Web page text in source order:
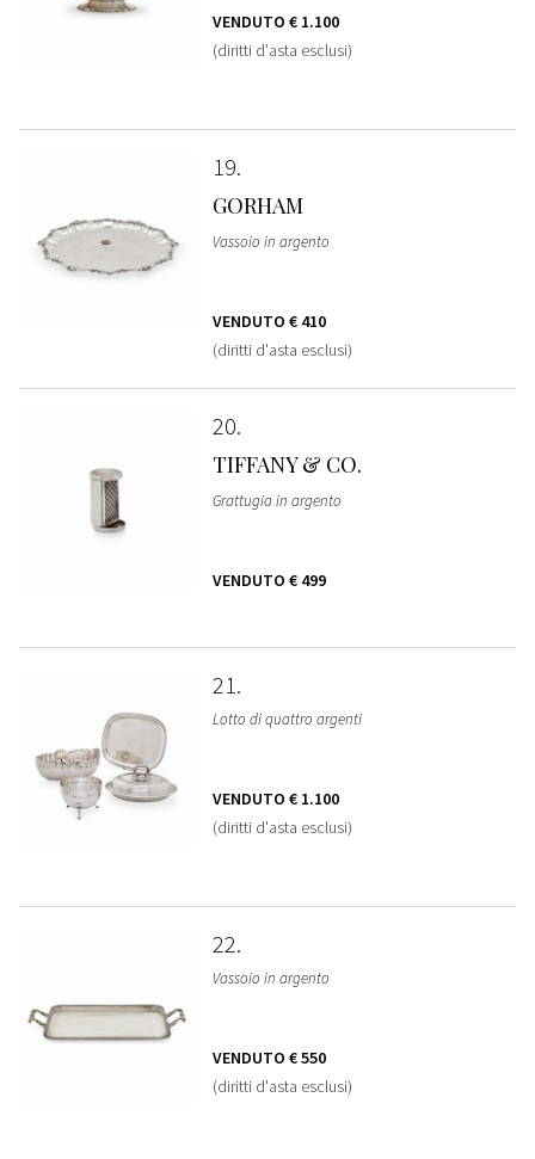
VENDUTO € 1.100
(diritti d'asta esclusi)
19
GORHAM
Vassoio in argento
VENDUTO € 410
(diritti d'asta esclusi)
20
TIFFANY & CO.
Grattugia in argento
VENDUTO € 499
21
Lotto di quattro argenti
VENDUTO € 1.100
(diritti d'asta esclusi)
22
Vassoio in argento
VENDUTO € 550
(diritti d'asta esclusi)